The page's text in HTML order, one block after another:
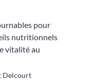
pour
nutritionnels
vitalité au
Delcourt